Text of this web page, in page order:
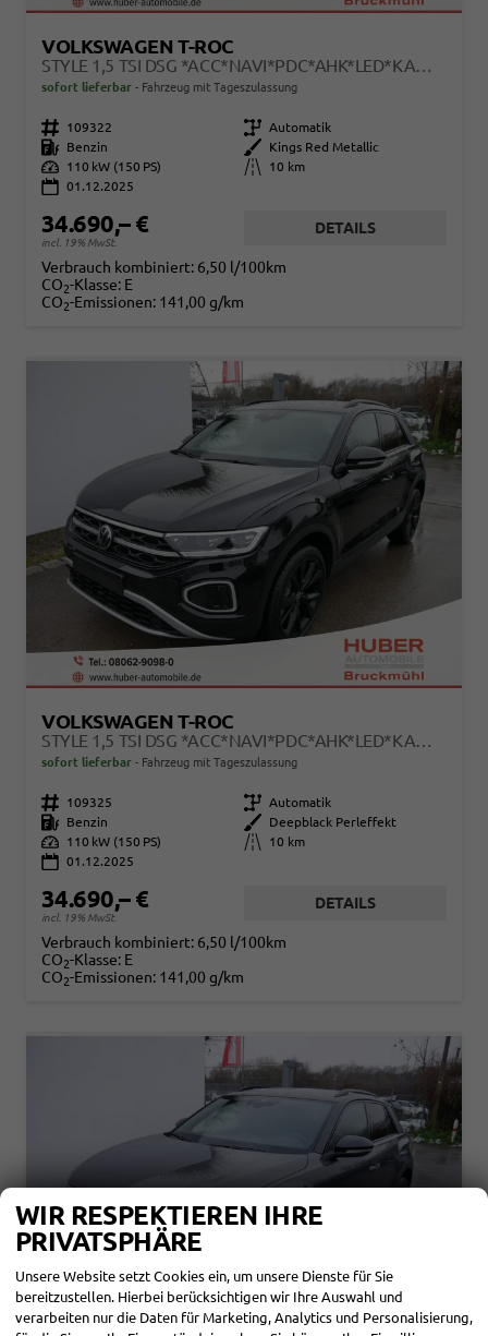
VOLKSWAGEN T-ROC
STYLE 1,5 TSI DSG *ACC*NAVI*PDC*AHK*LED*KAMERA*TEMPOMAT*19-ZOLL
sofort lieferbar Fahrzeug mit Tageszulassung
Fahrzeugnr. 109322 Getriebe Automatik
Kraftstoff
Benzin Außenfarbe
Kings Red Metallic
Leistung
110 kW (150 PS) Kilometerstand
10 km
01.12.2025
34.690,– €
incl. 19% MwSt.
DETAILS
Verbrauch kombiniert: 6,50 l/100km
CO2-Klasse: E
CO2-Emissionen: 141,00 g/km
VOLKSWAGEN T-ROC
STYLE 1,5 TSI DSG *ACC*NAVI*PDC*AHK*LED*KAMERA*TEMPOMAT*19-ZOLL
sofort lieferbar Fahrzeug mit Tageszulassung
Fahrzeugnr. 109325 Getriebe Automatik
Kraftstoff
Benzin Außenfarbe
Deepblack Perleffekt
Leistung
110 kW (150 PS) Kilometerstand
10 km
01.12.2025
34.690,– €
incl. 19% MwSt.
DETAILS
Verbrauch kombiniert: 6,50 l/100km
CO2-Klasse: E
CO2-Emissionen: 141,00 g/km
WIR RESPEKTIEREN IHRE
PRIVATSPHÄRE
Unsere Website setzt Cookies ein, um unsere Dienste für Sie
bereitzustellen. Hierbei berücksichtigen wir Ihre Auswahl und
verarbeiten nur die Daten für Marketing, Analytics und Personalisierung,